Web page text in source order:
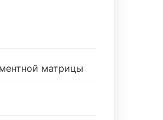
матрицы